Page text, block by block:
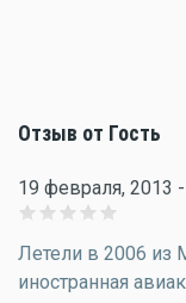
Отзыв от Гость
19 февраля, 2013
Летели в 2006 из
иностранная